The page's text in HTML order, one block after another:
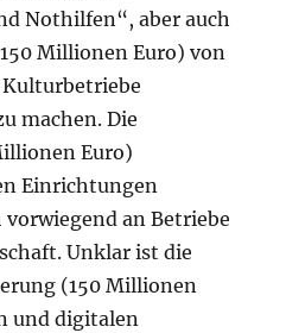
Nothilfen“, aber auch
Millionen Euro) von
machen. Die
Euro)
Einrichtungen
an Betriebe
Unklar ist die
(150 Millionen
und digitalen